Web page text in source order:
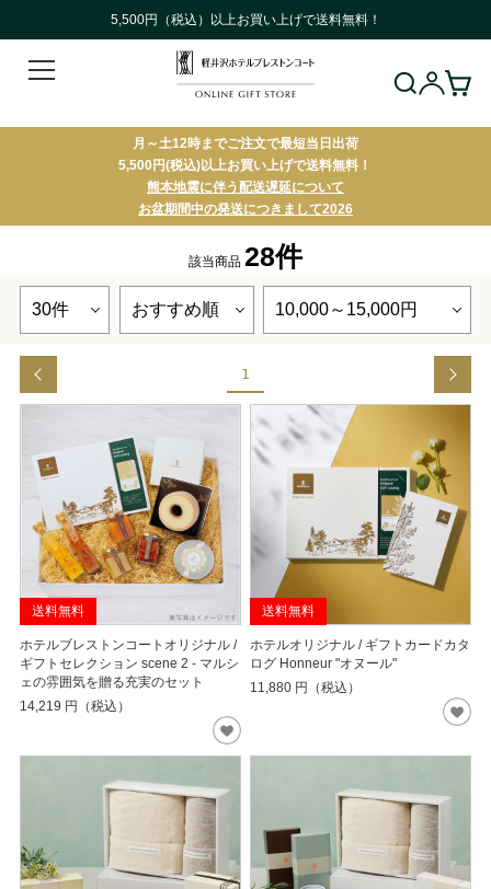
5,500円（税込）以上お買い上げで送料無料！
月～土12時までご注文で最短当日出荷
5,500円(税込)以上お買い上げで送料無料！
熊本地震に伴う配送遅延について
お盆期間中の発送につきまして2026
該当商品 28件
1
送料無料
ホテルブレストンコートオリジナル /
ギフトセレクション scene 2 - マルシ
ェの雰囲気を贈る充実のセット
14,219 円（税込）
送料無料
ホテルオリジナル / ギフトカードカタ
ログ Honneur "オヌール"
11,880 円（税込）